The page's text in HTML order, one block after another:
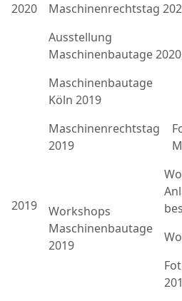
2020
Maschinenrechtstag
Ausstellung
Maschinenbautage 2020
2019
Maschinenbautage
Köln 2019
Maschinenrechtstag
2019
Workshops
Maschinenbautage
2019